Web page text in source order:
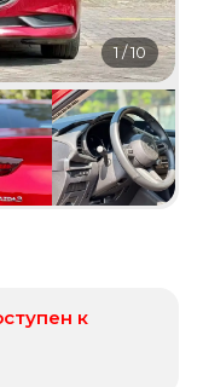
1/10
к